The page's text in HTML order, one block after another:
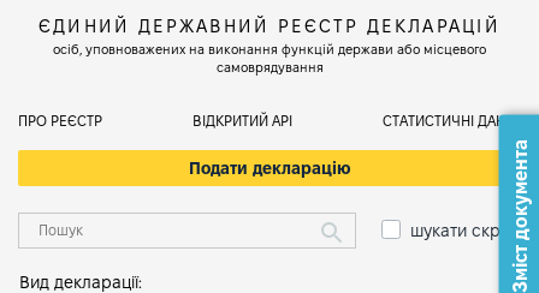
ЄДИНИЙ ДЕРЖАВНИЙ РЕЄСТР ДЕКЛАРАЦІЙ
осіб, уповноважених на виконання функцій держави або місцевого
самоврядування
ПРО РЕЄСТР ВІДКРИТИЙ АРІ СТАТИСТИЧНІ ДАНІ
Подати декларацію
шукати скрізь
Вид декларації: Зміст документа